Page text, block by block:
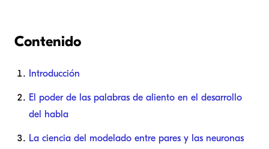
Contenido
Introducción
El poder de las palabras de aliento en el desarrollo
del habla
La ciencia del modelado entre pares y las neuronas